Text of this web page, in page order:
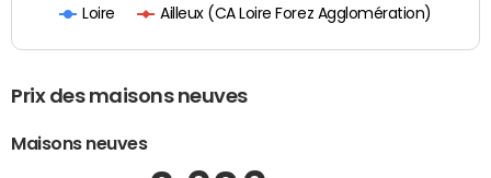
Loire Ailleux (CA Loire Forez Agglomération)
Prix des maisons neuves
Maisons neuves